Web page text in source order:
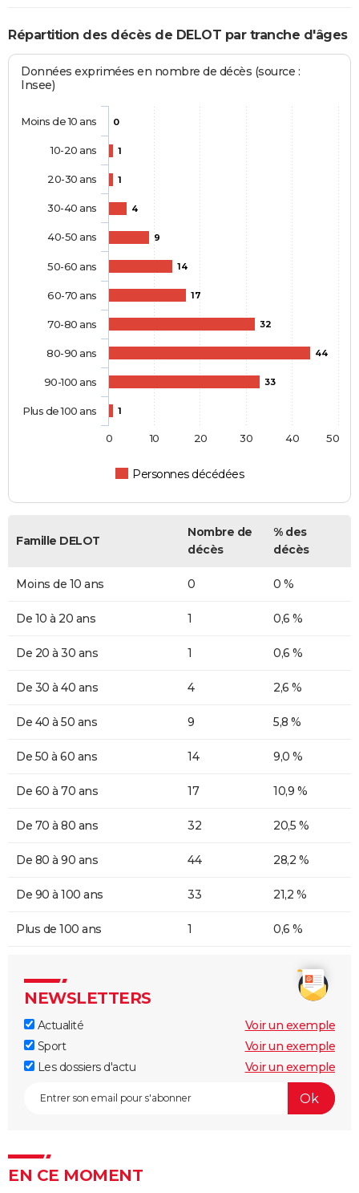
Répartition des décès de DELOT par tranche d'âges
Données exprimées en nombre de décès (source :
Insee)
0
1
1
4
9
14
17
32
44
33
1
Personnes décédées
Moins de 10 ans
10-20 ans
20-30 ans
30-40 ans
40-50 ans
50-60 ans
60-70 ans
70-80 ans
80-90 ans
90-100 ans
Plus de 100 ans
0 10 20 30 40 50
Famille DELOT
Nombre de
décès
% des
décès
Moins de 10 ans 0 0 %
De 10 à 20 ans 1 0,6 %
De 20 à 30 ans 1 0,6 %
De 30 à 40 ans 4 2,6 %
De 40 à 50 ans 9 5,8 %
De 50 à 60 ans 14 9,0 %
De 60 à 70 ans 17 10,9 %
De 70 à 80 ans 32 20,5 %
De 80 à 90 ans 44 28,2 %
De 90 à 100 ans 33 21,2 %
Plus de 100 ans 1 0,6 %
NEWSLETTERS
Actualité
Voir un exemple
Sport
Voir un exemple
Les dossiers d'actu
Voir un exemple
EN CE MOMENT